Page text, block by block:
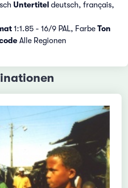
Untertitel deutsch, français,
1:1.85 - 16/9 PAL, Farbe Ton
Alle Regionen